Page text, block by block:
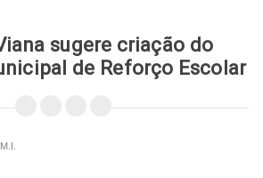
sugere criação do
de Reforço Escolar